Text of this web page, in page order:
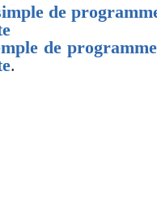
de
de programme
.